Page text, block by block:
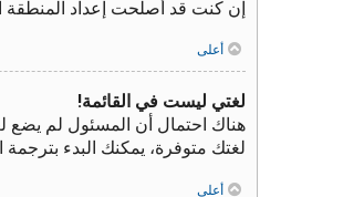
إن كنت قد أصلحت إعداد المنطقة
أعلى
لغتي ليست في القائمة!
هناك احتمال أن المسئول لم يضع
لغتك متوفرة، يمكنك البدء
أعلى